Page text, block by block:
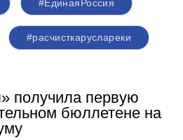
#ЕдинаяРоссия
#расчисткаруслареки
получила первую
бюллетене на